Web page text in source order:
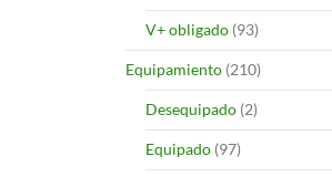
V+ obligado (93)
Equipamiento (210)
Desequipado (2)
Equipado (97)